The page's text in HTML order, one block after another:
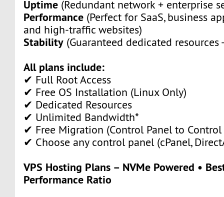
Uptime (Redundant network + enterprise
Performance (Perfect for SaaS, business
and high-traffic websites)
Stability (Guaranteed dedicated
All plans include:
✔ Full Root Access
✔ Free OS Installation (Linux Only)
✔ Dedicated Resources
✔ Unlimited Bandwidth*
✔ Free Migration (Control Panel to Control
✔ Choose any control panel (cPanel,
VPS Hosting Plans – NVMe Powered •
Performance Ratio